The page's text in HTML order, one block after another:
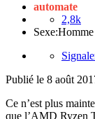
automate
2,8k
Sexe:Homme
Publié le 8 août
Ce n’est plus
que l’AMD Ryzen